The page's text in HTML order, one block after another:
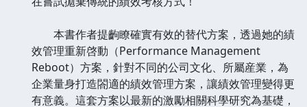
本書作者提齣瞭確實有效的替代方案，透過她的績
效管理重新啓動（Performance Management
Reboot）方案，針對不同的公司文化、所屬産業，為
企業量身打造閤適的績效管理方案，讓績效管理變得更
有意義。這套方案以最新的激勵相關科學研究為基礎，